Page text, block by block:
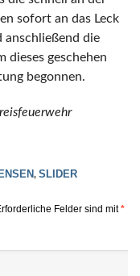
sofort an das Leck
anschließend die
dieses geschehen
begonnen.
, SLIDER
Felder sind mit*